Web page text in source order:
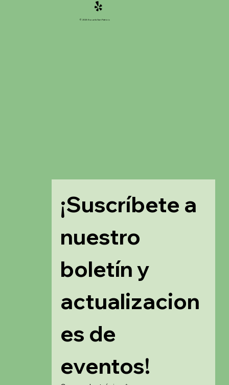
¡Suscríbete a
nuestro
boletín y
actualizacion
es de
eventos!
© 2025 Escuela San Patricio